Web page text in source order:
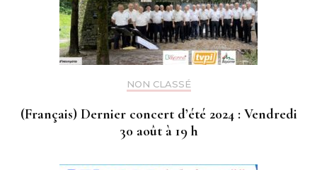
NON CLASSÉ
(Français) Dernier concert d’été 2024 : Vendredi
30 août à 19 h